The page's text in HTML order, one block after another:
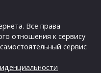
Все права
отношения к сервису
сервис